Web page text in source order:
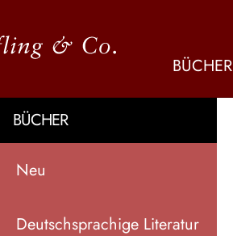
BÜCHER
BÜCHER
Neu
Deutschsprachige Literatur